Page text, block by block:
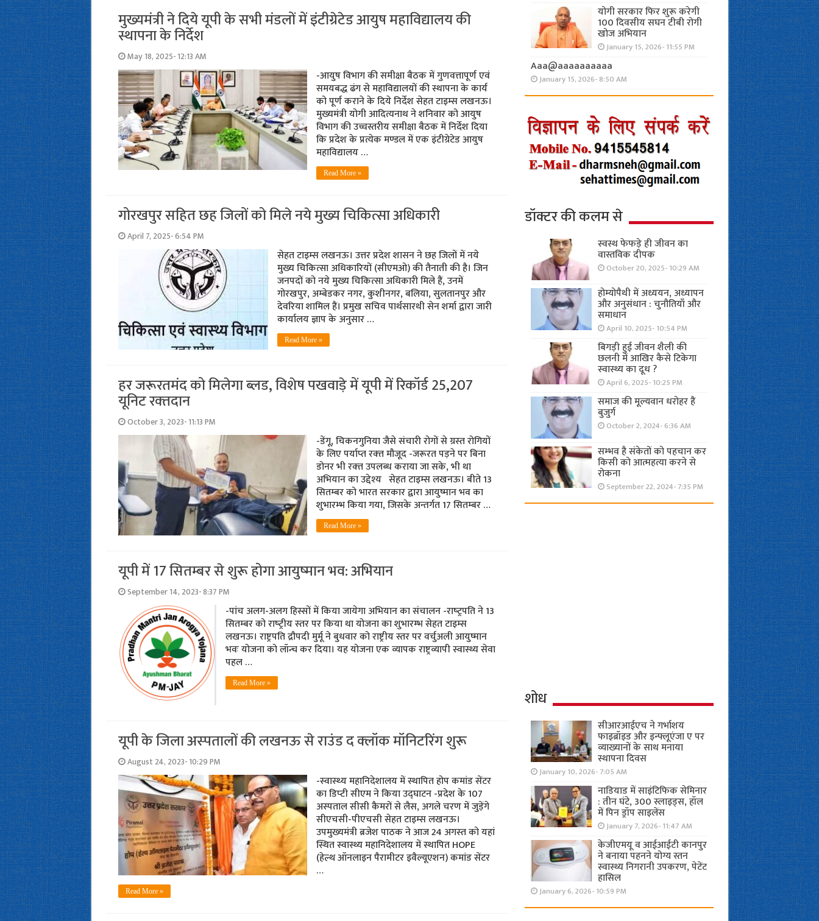
मुख्यमंत्री ने दिये यूपी के सभी मंडलों में इंटीग्रेटेड आयुष महाविद्यालय की
स्थापना के निर्देश
May 18, 2025- 12:13 AM
-आयुष विभाग की समीक्षा बैठक में गुणवत्तापूर्ण एवं
समयबद्ध ढंग से महाविद्यालयों की स्थापना के कार्य
को पूर्ण कराने के दिये निर्देश सेहत टाइम्स लखनऊ।
मुख्यमंत्री योगी आदित्यनाथ ने शनिवार को आयुष
विभाग की उच्चस्तरीय समीक्षा बैठक में निर्देश दिया
कि प्रदेश के प्रत्येक मण्डल में एक इंटीग्रेटेड आयुष
महाविद्यालय …
Read More »
गोरखपुर सहित छह जिलों को मिले नये मुख्य चिकित्सा अधिकारी
April 7, 2025- 6:54 PM
सेहत टाइम्स लखनऊ। उत्तर प्रदेश शासन ने छह जिलों में नये
मुख्य चिकित्सा अधिकारियों (सीएमओ) की तैनाती की है। जिन
जनपदों को नये मुख्य चिकित्सा अधिकारी मिले हैं, उनमें
गोरखपुर, अम्बेडकर नगर, कुशीनगर, बलिया, सुलतानपुर और
देवरिया शामिल हैं। प्रमुख सचिव पार्थसारथी सेन शर्मा द्वारा जारी
कार्यालय ज्ञाप के अनुसार …
Read More »
हर जरूरतमंद को मिलेगा ब्‍लड, विशेष पखवाड़े में यूपी में रिकॉर्ड 25,207
यूनिट रक्‍तदान
October 3, 2023- 11:13 PM
-डेंगू, चिकनगुनिया जैसे संचारी रोगों से ग्रस्‍त रोगियों
के लिए पर्याप्‍त रक्‍त मौजूद -जरूरत पड़ने पर बिना
डोनर भी रक्‍त उपलब्‍ध कराया जा सके, भी था
अभियान का उद्देश्‍य सेहत टाइम्‍स लखनऊ। बीते 13
सितम्बर को भारत सरकार द्वारा आयुष्मान भव का
शुभारम्भ किया गया, जिसके अन्तर्गत 17 सितम्बर …
Read More »
यूपी में 17 सितम्‍बर से शुरू होगा आयुष्‍मान भव: अभियान
September 14, 2023- 8:37 PM
-पांच अलग-अलग हिस्सों में किया जायेगा अभियान का संचालन -राष्‍ट्रपति ने 13
सितम्‍बर को राष्‍ट्रीय स्‍तर पर किया था योजना का शुभारम्‍भ सेहत टाइम्‍स
लखनऊ। राष्ट्रपति द्रौपदी मुर्मू ने बुधवार को राष्ट्रीय स्तर पर वर्चुअली आयुष्मान
भवः योजना को लॉन्च कर दिया। यह योजना एक व्यापक राष्ट्रव्यापी स्वास्थ्य सेवा
पहल …
Read More »
यूपी के जिला अस्‍पतालों की लखनऊ से राउंड द क्‍लॉक मॉनिटरिंग शुरू
August 24, 2023- 10:29 PM
-स्‍वास्‍थ्‍य महानिदेशालय में स्‍थापित होप कमांड सेंटर
का डिप्‍टी सीएम ने किया उद्घाटन -प्रदेश के 107
अस्‍पताल सीसी कैमरों से लैस, अगले चरण में जुड़ेंगे
सीएचसी-पीएचसी सेहत टाइम्‍स लखनऊ।
उपमुख्यमंत्री ब्रजेश पाठक ने आज 24 अगस्‍त को यहां
स्थित स्वास्थ्य महानिदेशालय में स्‍थापित HOPE
(हेल्थ ऑनलाइन पैरामीटर इवैल्यूएशन) कमांड सेंटर
…
Read More »
योगी सरकार फिर शुरू करेगी
100 दिवसीय सघन टीबी रोगी
खोज अभियान
January 15, 2026- 11:55 PM
Aaa@aaaaaaaaaa
January 15, 2026- 8:50 AM
डॉक्टर की कलम से
स्वस्थ फेफड़े ही जीवन का
वास्तविक दीपक
October 20, 2025- 10:29 AM
होम्योपैथी में अध्ययन, अध्यापन
और अनुसंधान : चुनौतियाँ और
समाधान
April 10, 2025- 10:54 PM
बिगड़ी हुई जीवन शैली की
छलनी में आखिर कैसे टिकेगा
स्वास्थ्य का दूध ?
April 6, 2025- 10:25 PM
समाज की मूल्यवान धरोहर हैं
बुजुर्ग
October 2, 2024- 6:36 AM
सम्भव है संकेतों को पहचान कर
किसी को आत्महत्या करने से
रोकना
September 22, 2024- 7:35 PM
शोध
सीआरआईएच ने गर्भाशय
फाइब्रॉइड और इन्फ्लूएंजा ए पर
व्याख्यानों के साथ मनाया
स्थापना दिवस
January 10, 2026- 7:05 AM
नाडियाड में साइंटिफिक सेमिनार
: तीन घंटे, 300 स्लाइड्स, हॉल
में पिन ड्रॉप साइलेंस
January 7, 2026- 11:47 AM
केजीएमयू व आईआईटी कानपुर
ने बनाया पहनने योग्य स्तन
स्वास्थ्य निगरानी उपकरण, पेटेंट
हासिल
January 6, 2026- 10:59 PM